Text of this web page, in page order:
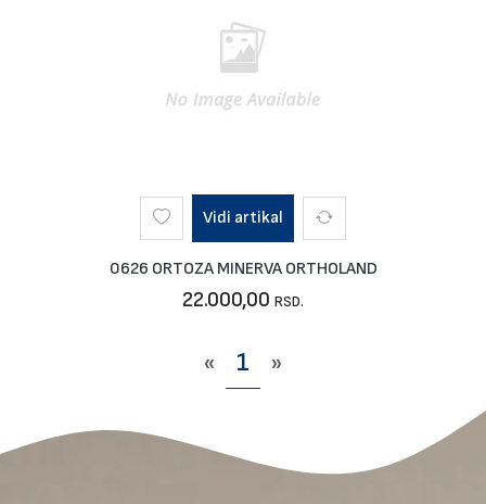
Vidi artikal
0626 ORTOZA MINERVA ORTHOLAND
22.000,00 RSD.
« 1 »